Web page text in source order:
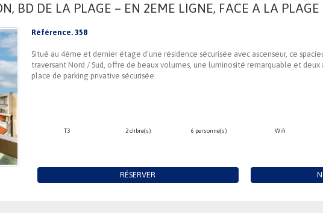
BD DE LA PLAGE – EN 2EME LIGNE, FACE A LA PLAGE
Référence. 358
Situé au 4ème et dernier étage d’une résidence sécurisée avec ascenseur, ce
traversant Nord / Sud, offre de beaux volumes, une luminosité remarquable et
place de parking privative sécurisée.
T3 2 chbre(s) 6 personne(s)
Wifi
RÉSERVER